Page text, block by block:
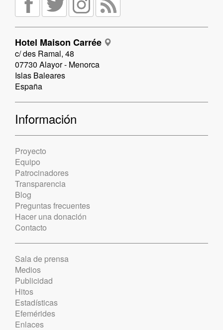
Hotel Maison Carrée
c/ des Ramal, 48
07730 Alayor - Menorca
Islas Baleares
España
Información
Proyecto
Equipo
Patrocinadores
Transparencia
Blog
Preguntas frecuentes
Hacer una donación
Contacto
Sala de prensa
Medios
Publicidad
Hitos
Estadísticas
Efemérides
Enlaces